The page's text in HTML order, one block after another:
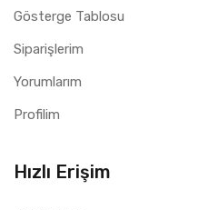
Gösterge Tablosu
Siparişlerim
Yorumlarım
Profilim
Hızlı Erişim